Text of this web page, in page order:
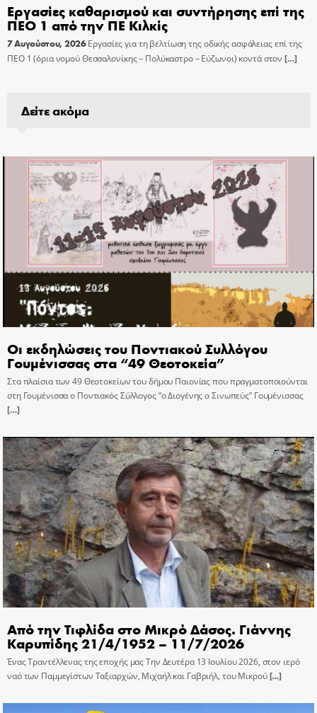
Εργασίες καθαρισμού και συντήρησης επί της
ΠΕΟ 1 από την ΠΕ Κιλκίς
7 Αυγούστου, 2026 Εργασίες για τη βελτίωση της οδικής ασφάλειας επί της
ΠΕΟ 1 (όρια νομού Θεσσαλονίκης – Πολύκαστρο – Εύζωνοι) κοντά στον […]
Δείτε ακόμα
Οι εκδηλώσεις του Ποντιακού Συλλόγου
Γουμένισσας στα “49 Θεοτοκεία”
Στα πλαίσια των 49 Θεοτοκείων του δήμου Παιονίας που πραγματοποιούνται
στη Γουμένισσα ο Ποντιακός Σύλλογος “ο Διογένης ο Σινωπεύς” Γουμένισσας
[…]
Από την Τιφλίδα στο Μικρό Δάσος. Γιάννης
Καρυπίδης 21/4/1952 – 11/7/2026
Ένας Τραντέλλενας της εποχής μας Την Δευτέρα 13 Ιουλίου 2026, στον ιερό
ναό των Παμμεγίστων Ταξιαρχών, Μιχαήλ και Γαβριήλ, του Μικρού[…]